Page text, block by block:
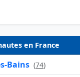
en France
Bains (74)